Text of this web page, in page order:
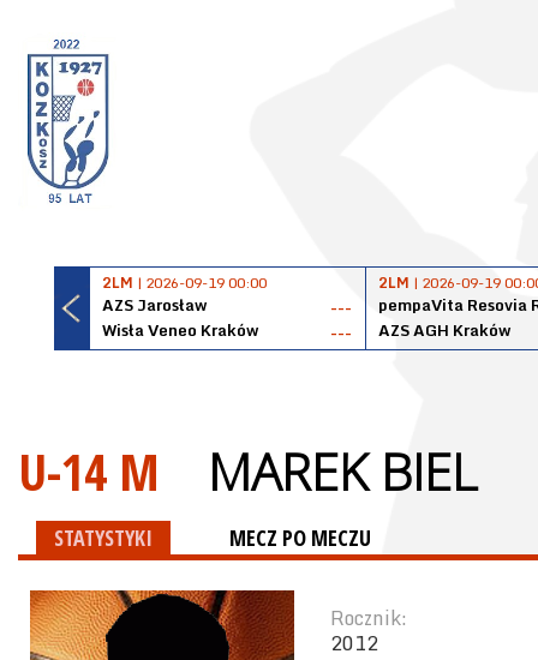
2LM | 2026-09-19 00:00
AZS Jarosław
---
Wisła Veneo Kraków
---
2LM | 2026-09-19
pempaVita Resovia
AZS AGH Kraków
U-14 M MAREK BIEL
STATYSTYKI MECZ PO MECZU
Rocznik:
2012